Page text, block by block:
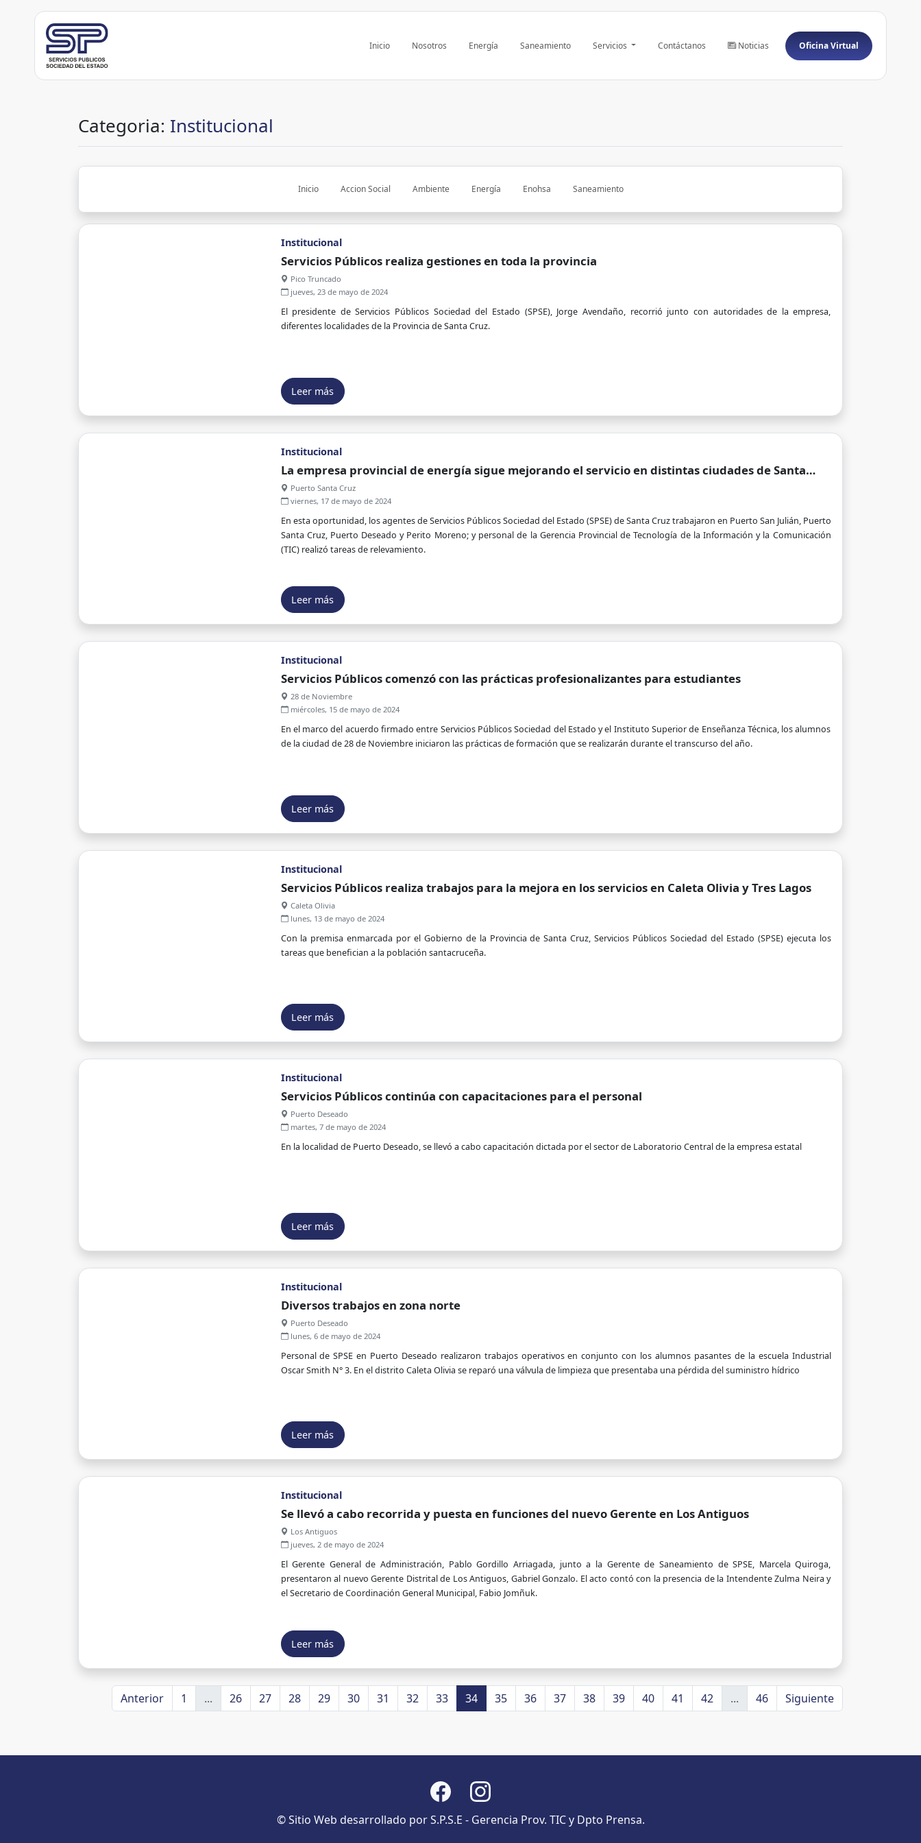
Inicio Nosotros Energía Saneamiento Servicios Contáctanos Noticias Oficina Virtual
Categoria: Institucional
Inicio Accion Social Ambiente Energía Enohsa Saneamiento
Institucional
Servicios Públicos realiza gestiones en toda la provincia
Pico Truncado
jueves, 23 de mayo de 2024
El presidente de Servicios Públicos Sociedad del Estado (SPSE), Jorge Avendaño, recorrió junto con autoridades de la empresa,
diferentes localidades de la Provincia de Santa Cruz.
Leer más
Institucional
La empresa provincial de energía sigue mejorando el servicio en distintas ciudades de Santa
Cruz
Puerto Santa Cruz
viernes, 17 de mayo de 2024
En esta oportunidad, los agentes de Servicios Públicos Sociedad del Estado (SPSE) de Santa Cruz trabajaron en Puerto San Julián, Puerto
Santa Cruz, Puerto Deseado y Perito Moreno; y personal de la Gerencia Provincial de Tecnología de la Información y la Comunicación
(TIC) realizó tareas de relevamiento.
Leer más
Institucional
Servicios Públicos comenzó con las prácticas profesionalizantes para estudiantes
28 de Noviembre
miércoles, 15 de mayo de 2024
En el marco del acuerdo firmado entre Servicios Públicos Sociedad del Estado y el Instituto Superior de Enseñanza Técnica, los alumnos
de la ciudad de 28 de Noviembre iniciaron las prácticas de formación que se realizarán durante el transcurso del año.
Leer más
Institucional
Servicios Públicos realiza trabajos para la mejora en los servicios en Caleta Olivia y Tres Lagos
Caleta Olivia
lunes, 13 de mayo de 2024
Con la premisa enmarcada por el Gobierno de la Provincia de Santa Cruz, Servicios Públicos Sociedad del Estado (SPSE) ejecuta los
tareas que benefician a la población santacruceña.
Leer más
Institucional
Servicios Públicos continúa con capacitaciones para el personal
Puerto Deseado
martes, 7 de mayo de 2024
En la localidad de Puerto Deseado, se llevó a cabo capacitación dictada por el sector de Laboratorio Central de la empresa estatal
Leer más
Institucional
Diversos trabajos en zona norte
Puerto Deseado
lunes, 6 de mayo de 2024
Personal de SPSE en Puerto Deseado realizaron trabajos operativos en conjunto con los alumnos pasantes de la escuela Industrial
Oscar Smith N° 3. En el distrito Caleta Olivia se reparó una válvula de limpieza que presentaba una pérdida del suministro hídrico
Leer más
Institucional
Se llevó a cabo recorrida y puesta en funciones del nuevo Gerente en Los Antiguos
Los Antiguos
jueves, 2 de mayo de 2024
El Gerente General de Administración, Pablo Gordillo Arriagada, junto a la Gerente de Saneamiento de SPSE, Marcela Quiroga,
presentaron al nuevo Gerente Distrital de Los Antiguos, Gabriel Gonzalo. El acto contó con la presencia de la Intendente Zulma Neira y
el Secretario de Coordinación General Municipal, Fabio Jomñuk.
Leer más
Anterior 1 ... 26 27 28 29 30 31 32 33 34 35 36 37 38 39 40 41 42 ... 46 Siguiente
© Sitio Web desarrollado por S.P.S.E - Gerencia Prov. TIC y Dpto Prensa.